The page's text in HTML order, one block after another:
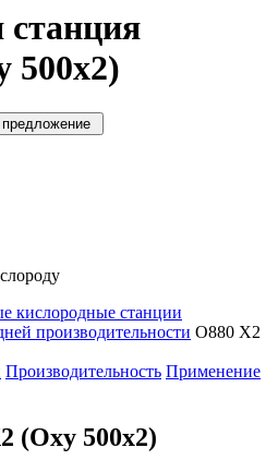
станция
500x2)
кислородные станции
производительности O880 X2
Производительность Применение
(Oxy 500x2)